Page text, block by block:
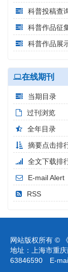
科普投稿查
科普作品征
科普作品展
在线期刊
当期目录
过刊浏览
全年目录
摘要点击排
全文下载排
E-mail Alert
RSS
网站版权所有 ©
地址：上海市重
63846590 E-mail